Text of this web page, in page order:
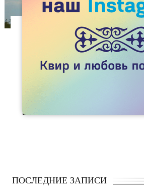
АКИМ ЭКИБАСТУЗА
БОЛЬШОЙ ГЕЙ-ПАРАД?
18
ПОСЛЕДНИЕ ЗАПИСИ